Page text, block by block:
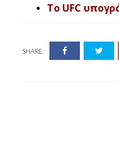
Το UFC
SHARE: